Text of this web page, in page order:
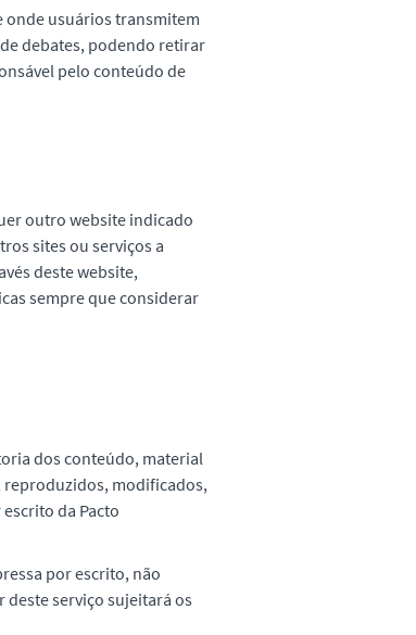
onde usuários transmitem
debates, podendo retirar
pelo conteúdo de
outro website indicado
sites ou serviços a
deste website,
sempre que considerar
dos conteúdo, material
reproduzidos, modificados,
da Pacto
por escrito, não
serviço sujeitará os